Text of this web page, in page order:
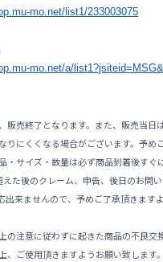
mo.net/ list1/233003075
mo.net/a/
販売終了となります。また、販売当日
りにくくなる場合がございます。予め
サイズ・数量は必ず商品到着後すぐ
た後のクレーム、申告、後日のお問
出来ませんので、予めご了承頂きます
の注意に従わずに起きた商品の不良交
、ご使用頂きますようお願い致します。